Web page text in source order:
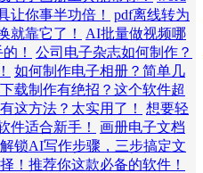
让你事半功倍！
pdf离线转为
就靠它了！
AI批量做视频哪
！
公司电子杂志如何制作？
如何制作电子相册？简单几
载制作有绝招？这个软件超
这方法？太实用了！
想要轻
件适合新手！
画册电子文档
解锁AI写作步骤，三步搞定文
！推荐你这款必备的软件！